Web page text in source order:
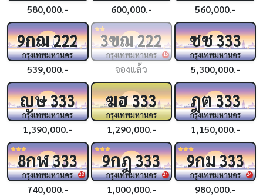
580,000.- 600,000.- 560,000.-
9กฌ222
กรุงเทพมหานคร
539,000.-
16
3ขฌ222
กรุงเทพมหานคร
จองแล้ว
ชช333
กรุงเทพมหานคร
5,300,000.-
ญษ333
กรุงเทพมหานคร
1,390,000.-
ฆฮ333
กรุงเทพมหานคร
1,290,000.-
ฎต333
กรุงเทพมหานคร
1,150,000.-
23
8กฬ333
กรุงเทพมหานคร
740,000.-
24
9กฎ333
กรุงเทพมหานคร
1,000,000.-
24
9กม333
กรุงเทพมหานคร
980,000.-